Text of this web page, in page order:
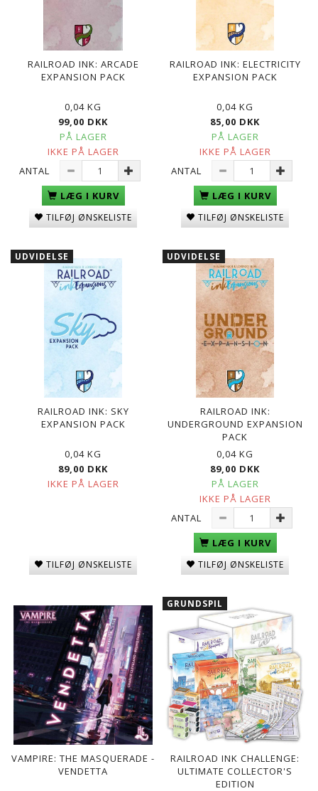
RAILROAD INK: ARCADE
EXPANSION PACK
0,04 KG
99,00 DKK
PÅ LAGER
IKKE PÅ LAGER
ANTAL
LÆG I KURV
TILFØJ ØNSKELISTE
RAILROAD INK: ELECTRICITY
EXPANSION PACK
0,04 KG
85,00 DKK
PÅ LAGER
IKKE PÅ LAGER
ANTAL
LÆG I KURV
TILFØJ ØNSKELISTE
UDVIDELSE
RAILROAD INK: SKY
EXPANSION PACK
0,04 KG
89,00 DKK
IKKE PÅ LAGER
TILFØJ ØNSKELISTE
UDVIDELSE
RAILROAD INK:
UNDERGROUND EXPANSION
PACK
0,04 KG
89,00 DKK
PÅ LAGER
IKKE PÅ LAGER
ANTAL
LÆG I KURV
TILFØJ ØNSKELISTE
VAMPIRE: THE MASQUERADE -
VENDETTA
GRUNDSPIL
RAILROAD INK CHALLENGE:
ULTIMATE COLLECTOR'S
EDITION